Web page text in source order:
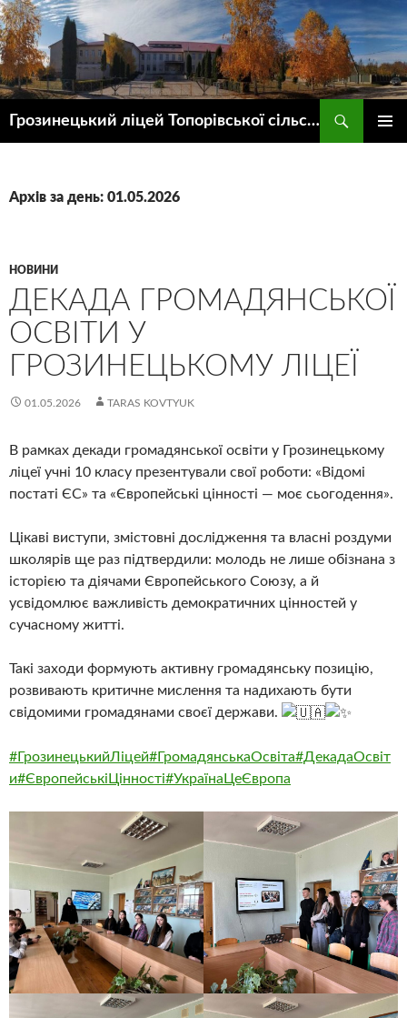
Грозинецький ліцей Топорівської сільської ради
Архів за день: 01.05.2026
НОВИНИ
ДЕКАДА ГРОМАДЯНСЬКОЇ
ОСВІТИ У
ГРОЗИНЕЦЬКОМУ ЛІЦЕЇ
01.05.2026 TARAS KOVTYUK
В рамках декади громадянської освіти у Грозинецькому
ліцеї учні 10 класу презентували свої роботи: «Відомі
постаті ЄС» та «Європейські цінності — моє сьогодення».
Цікаві виступи, змістовні дослідження та власні роздуми
школярів ще раз підтвердили: молодь не лише обізнана з
історією та діячами Європейського Союзу, а й
усвідомлює важливість демократичних цінностей у
сучасному житті.
Такі заходи формують активну громадянську позицію,
розвивають критичне мислення та надихають бути
свідомими громадянами своєї держави.
#ГрозинецькийЛіцей#ГромадянськаОсвіта#ДекадаОсвіт
и#ЄвропейськіЦінності#УкраїнаЦеЄвропа